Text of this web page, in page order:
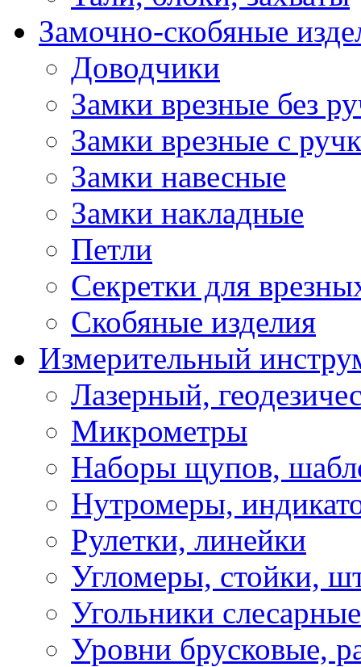
Замочно-скобяные
Доводчики
Замки врезные без
Замки врезные с
Замки навесные
Замки накладные
Петли
Секретки для
Скобяные изделия
Измерительный
Лазерный,
Микрометры
Наборы щупов,
Нутромеры,
Рулетки, линейки
Угломеры, стойки,
Угольники слесарные
Уровни брусковые,